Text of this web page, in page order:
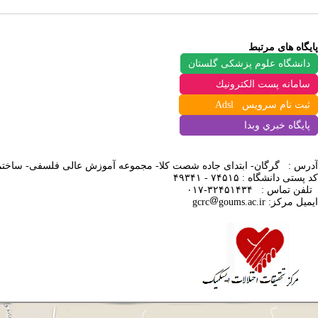
پایگاه های مرتبط
دانشگاه علوم پزشکی گلستان
سامانه پست الكترونيك
ثبت نام سرویس Adsl
پايگاه خبري وبدا
آدرس : گرگان- ابتدای جاده شصت کلا- مجموعه آموزش عالی فلسفی-
کد پستی دانشگاه : ۷۴۵۱۵ - ۴۹۳۴۱
تلفن تماس :
ایمیل مرکز:
gcrc goums.ac.ir